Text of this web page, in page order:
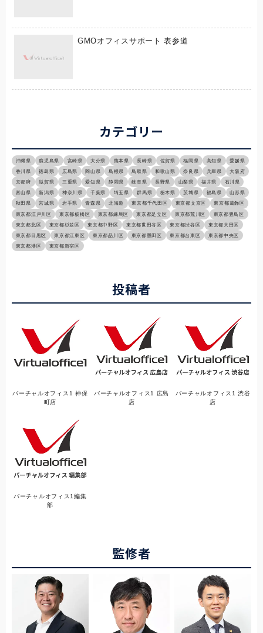
GMOオフィスサポート 表参道
カテゴリー
沖縄県 鹿児島県 宮崎県 大分県 熊本県 長崎県 佐賀県 福岡県 高知県
愛媛県
香川県
徳島県 広島県 岡山県 島根県 鳥取県 和歌山県 奈良県 兵庫県
大阪府
京都府
滋賀県 三重県 愛知県 静岡県 岐阜県 長野県 山梨県 福井県
石川県
富山県
新潟県 神奈川県 千葉県 埼玉県 群馬県 栃木県 茨城県 福島県
山形県
秋田県
宮城県 岩手県 青森県 北海道 東京都千代田区 東京都文京区
東京都葛飾区
東京都江戸川区
東京都板橋区 東京都練馬区 東京都足立区 東京都荒川区
東京都豊島区
東京都北区
東京都杉並区 東京都中野区 東京都世田谷区 東京都渋谷区
東京都大田区
東京都目黒区
東京都江東区 東京都品川区 東京都墨田区 東京都台東区
東京都中央区
東京都港区
東京都新宿区
投稿者
バーチャルオフィス1 神保
町店
バーチャルオフィス1 広島
店
バーチャルオフィス1 渋谷
店
バーチャルオフィス1編集
部
監修者